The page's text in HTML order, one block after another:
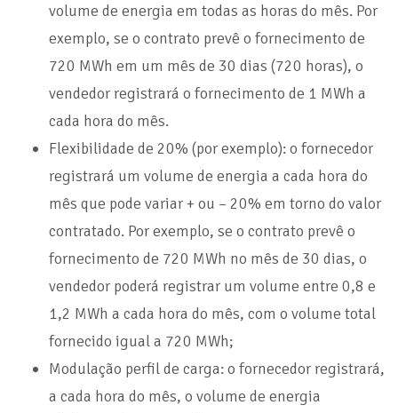
volume de energia em todas as horas do mês. Por
exemplo, se o contrato prevê o fornecimento de
720 MWh em um mês de 30 dias (720 horas), o
vendedor registrará o fornecimento de 1 MWh a
cada hora do mês.
Flexibilidade de 20% (por exemplo): o fornecedor
registrará um volume de energia a cada hora do
mês que pode variar + ou – 20% em torno do valor
contratado. Por exemplo, se o contrato prevê o
fornecimento de 720 MWh no mês de 30 dias, o
vendedor poderá registrar um volume entre 0,8 e
1,2 MWh a cada hora do mês, com o volume total
fornecido igual a 720 MWh;
Modulação perfil de carga: o fornecedor registrará,
a cada hora do mês, o volume de energia